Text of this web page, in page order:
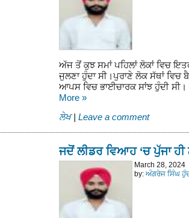
ਅੱਜ ਤੋਂ ਕੁਝ ਸਮਾਂ ਪਹਿਲਾਂ ਲੋਕਾਂ ਵਿਚ
ਜੁਲਣਾ ਹੁੰਦਾ ਸੀ।ਪੁਰਾਣੇ ਲੋਕ ਸੱਥਾਂ
ਆਪਸ ਵਿਚ ਭਾਈਚਾਰਕ ਸਾਂਝ ਹੁੰਦੀ
More »
ਲੇਖ | Leave a comment
ਜਦੋਂ ਲੀਡਰ ਵਿਆਹ ‘ਚ ਪੁੱਜਾ ਹੀ
March 28, 2024
by: ਅੰਗਰੇਜ ਸਿੰਘ